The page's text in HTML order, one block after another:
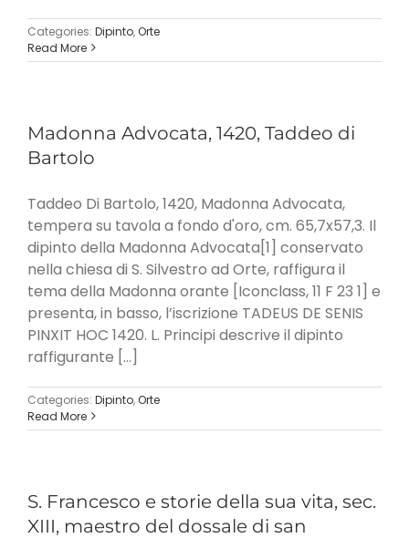
Categories: Dipinto,Orte
Read More
Madonna Advocata, 1420, Taddeo di
Bartolo
Taddeo Di Bartolo, 1420, Madonna Advocata,
tempera su tavola a fondo d'oro, cm. 65,7x57,3. Il
dipinto della Madonna Advocata[1] conservato
nella chiesa di S. Silvestro ad Orte, raffigura il
tema della Madonna orante [Iconclass, 11 F 23 1] e
presenta, in basso, l’iscrizione TADEUS DE SENIS
PINXIT HOC 1420. L. Principi descrive il dipinto
raffigurante [...]
Categories: Dipinto,Orte
Read More
S. Francesco e storie della sua vita, sec.
XIII, maestro del dossale di san